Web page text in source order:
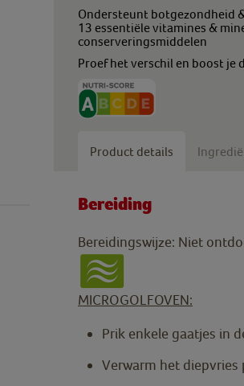
Ondersteunt botgezondheid
13 essentiële vitamines &
conserveringsmiddelen
Proef het verschil en boost je
Product details
Bereiding
Bereidingswijze: Niet
MICROGOLFOVEN:
Prik enkele gaatjes in
Verwarm het